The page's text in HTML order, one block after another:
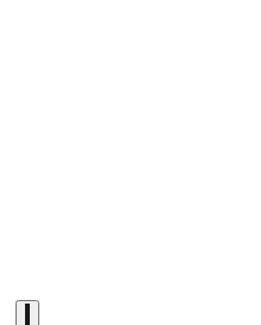
CLA 2.0